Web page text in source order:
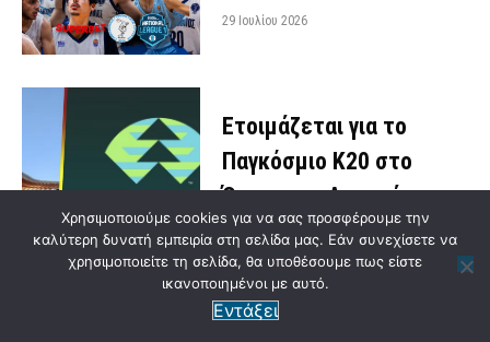
29 Ιουλίου 2026
Ετοιμάζεται για το
Παγκόσμιο Κ20 στο
Όρεγκον η Αντωνάτου
28 Ιουλίου 2026
Χρησιμοποιούμε cookies για να σας προσφέρουμε την
καλύτερη δυνατή εμπειρία στη σελίδα μας. Εάν συνεχίσετε να
χρησιμοποιείτε τη σελίδα, θα υποθέσουμε πως είστε
ικανοποιημένοι με αυτό.
Εντάξει